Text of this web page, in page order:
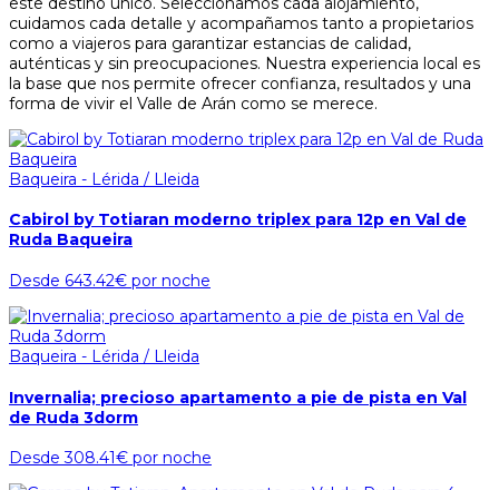
cuidamos cada detalle y acompañamos tanto a propietarios
como a viajeros para garantizar estancias de calidad,
auténticas y sin preocupaciones. Nuestra experiencia local es
la base que nos permite ofrecer confianza, resultados y una
forma de vivir el Valle de Arán como se merece.
Baqueira - Lérida / Lleida
Cabirol by Totiaran moderno triplex para 12p en Val de
Ruda Baqueira
Desde 643.42€ por noche
Baqueira - Lérida / Lleida
Invernalia; precioso apartamento a pie de pista en Val
de Ruda 3dorm
Desde308.41€ por noche